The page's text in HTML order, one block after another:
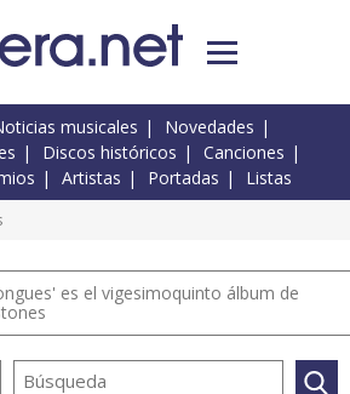
musicales
Novedades
Discos históricos
Canciones
Artistas Portadas Listas
es el vigesimoquinto álbum de